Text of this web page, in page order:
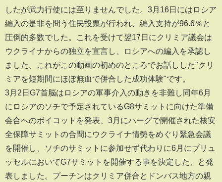
したが武力行使には至りませんでした。3月16日にはロシア
編入の是非を問う住民投票が行われ、編入支持が96.6％と
圧倒的多数でした。これを受けて翌17日にクリミア議会は
ウクライナからの独立を宣言し、ロシアへの編入を承認し
ました。これがこの動画の初めのところでお話しした"クリ
ミアを短期間にほぼ無血で併合した成功体験"です。
3月2日G7首脳はロシアの軍事介入の動きを非難し同年6月
にロシアのソチで予定されているG8サミットに向けた準備
会合へのボイコットを発表、3月にハーグで開催された核安
全保障サミットの合間にウクライナ情勢をめぐり緊急会議
を開催し、ソチのサミットに参加せず代わりに6月にブリュ
ッセルにおいてG7サミットを開催する事を決定した、と発
表しました。プーチンはクリミア併合とドンバス地方の親